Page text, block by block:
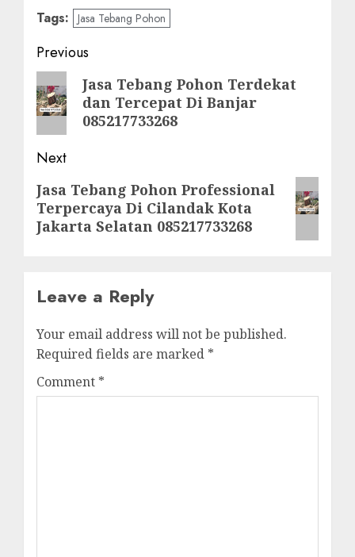
Tags: Jasa Tebang Pohon
Post
navigation
Previous
Previous
post:
Jasa Tebang Pohon Terdekat
dan Tercepat Di Banjar
085217733268
Next
Next
post:
Jasa Tebang Pohon Professional
Terpercaya Di Cilandak Kota
Jakarta Selatan 085217733268
Leave a Reply
Your email address will not be published.
Required fields are marked *
Comment *